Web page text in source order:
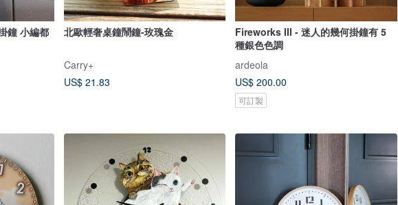
鐘 小編都
北歐輕奢桌鐘鬧鐘-玫瑰金
Carry+
US$ 21.83
Fireworks III - 迷人的幾何掛鐘有 5
種銀色色調
ardeola
US$ 200.00
可訂製